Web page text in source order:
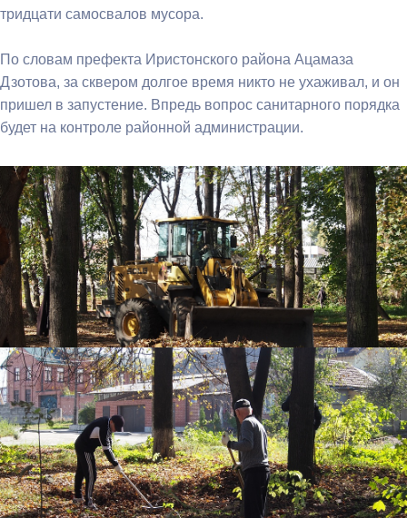
тридцати самосвалов мусора.
По словам префекта Иристонского района Ацамаза
Дзотова, за сквером долгое время никто не ухаживал, и он
пришел в запустение. Впредь вопрос санитарного порядка
будет на контроле районной администрации.